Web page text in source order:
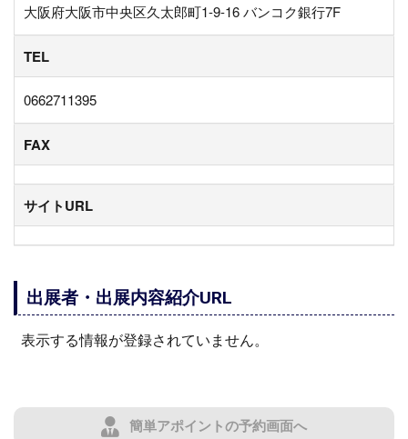
大阪府大阪市中央区久太郎町1-9-16 バンコク銀行7F
TEL
0662711395
FAX
サイトURL
出展者・出展内容紹介URL
表示する情報が登録されていません。
簡単アポイントの予約画面へ